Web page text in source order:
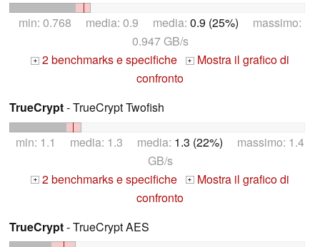
min: 0.768 media: 0.9 media: 0.9 (25%) massimo:
0.947 GB/s
+ 2 benchmarks e specifiche + Mostra il grafico di
confronto
TrueCrypt- TrueCrypt Twofish
min: 1.1 media: 1.3 media: 1.3 (22%) massimo: 1.4
GB/s
+ 2 benchmarks e specifiche + Mostra il grafico di
confronto
TrueCrypt- TrueCrypt AES